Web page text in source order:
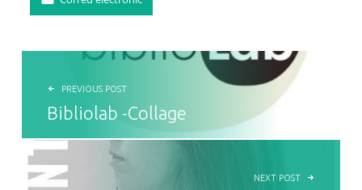
NAVEGACIÓ D'ENTRADES
PREVIOUS POST
Bibliolab -Collage
NEXT POST